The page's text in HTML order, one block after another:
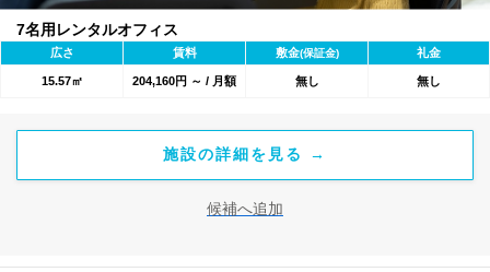
7名用レンタルオフィス
広さ 賃料 敷金(保証金) 礼金
15.57㎡ 204,160円 ～ / 月額 無し 無し
施設の詳細を見る →
候補へ追加